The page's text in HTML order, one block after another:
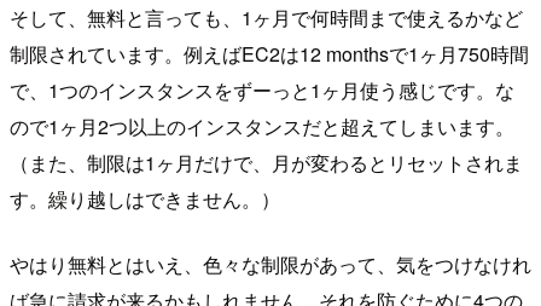
そして、無料と言っても、1ヶ月で何時間まで使えるかなど
制限されています。例えばEC2は12 monthsで1ヶ月750時間
で、1つのインスタンスをずーっと1ヶ月使う感じです。な
ので1ヶ月2つ以上のインスタンスだと超えてしまいます。
（また、制限は1ヶ月だけで、月が変わるとリセットされま
す。繰り越しはできません。）
やはり無料とはいえ、色々な制限があって、気をつけなけれ
ば急に請求が来るかもしれません。それを防ぐために4つの